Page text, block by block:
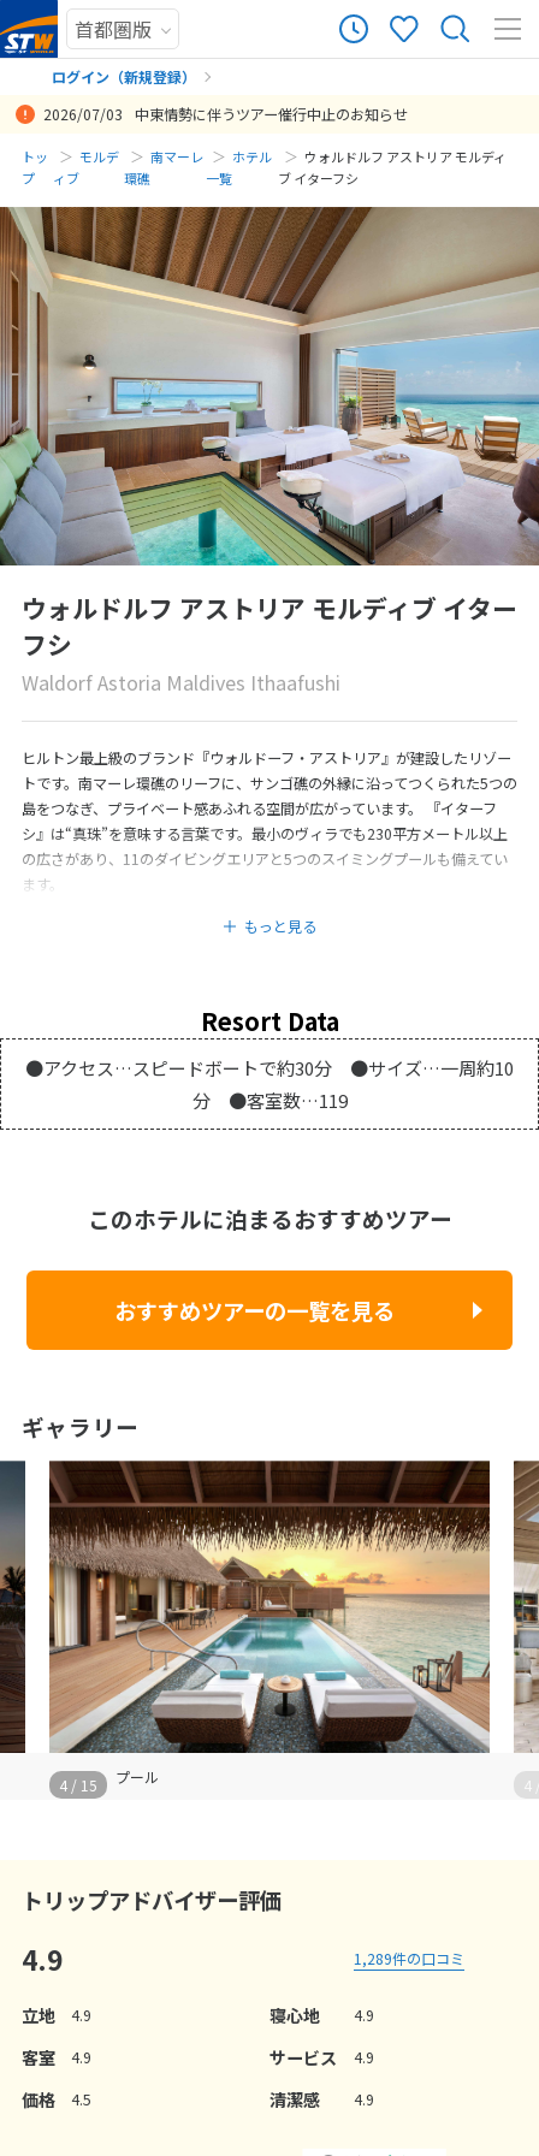
ログイン（新規登録）
まだ履歴がありません
まだ登録がありません
2026/07/03 中東情勢に伴うツアー催行中止のお知らせ
トッ
プ
モルデ
ィブ
南マーレ
環礁
ホテル
一覧
ウォルドルフ アストリア モルディ
ブ イターフシ
ウォルドルフ アストリア モルディブ イター
フシ
Waldorf Astoria Maldives Ithaafushi
ヒルトン最上級のブランド『ウォルドーフ・アストリア』が建設したリゾー
トです。南マーレ環礁のリーフに、サンゴ礁の外縁に沿ってつくられた5つの
島をつなぎ、プライベート感あふれる空間が広がっています。 『イターフ
シ』は“真珠”を意味する言葉です。最小のヴィラでも230平方メートル以上
の広さがあり、11のダイビングエリアと5つのスイミングプールも備えてい
ます。
もっと見る
Resort Data
●アクセス…スピードボートで約30分 ●サイズ…一周約10
分 ●客室数…119
このホテルに泊まるおすすめツアー
おすすめツアーの一覧を見る
ギャラリー
プール
/ 15 / 15
トリップアドバイザー評価
4.9 1,289件の口コミ
立地 4.9 寝心地 4.9
客室 4.9 サービス 4.9
価格 4.5 清潔感 4.9